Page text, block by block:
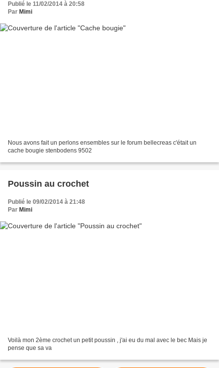
Publié le 11/02/2014 à 20:58
Par Mimi
Nous avons fait un perlons ensembles sur le forum bellecreas c'était un
cache bougie stenbodens 9502
Poussin au crochet
Publié le 09/02/2014 à 21:48
Par Mimi
Voilà mon 2ème crochet un petit poussin , j'ai eu du mal avec le bec Mais je
pense que sa va